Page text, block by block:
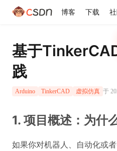
博客 下载
基于
践
Arduino TinkerCAD 虚拟仿真 于
1. 项目概述：为什
如果你对机器人、自动化或